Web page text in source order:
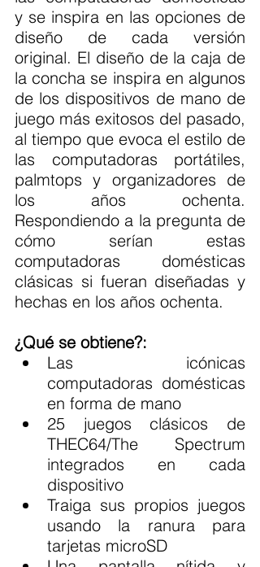
y se inspira en las opciones de
diseño de cada versión
original. El diseño de la caja de
la concha se inspira en algunos
de los dispositivos de mano de
juego más exitosos del pasado,
al tiempo que evoca el estilo de
las computadoras portátiles,
palmtops y organizadores de
los años ochenta.
Respondiendo a la pregunta de
cómo serían estas
computadoras domésticas
clásicas si fueran diseñadas y
hechas en los años ochenta.
¿Qué se obtiene?:
Las icónicas
computadoras domésticas
en forma de mano
25 juegos clásicos de
THEC64/The Spectrum
integrados en cada
dispositivo
Traiga sus propios juegos
usando la ranura para
tarjetas microSD